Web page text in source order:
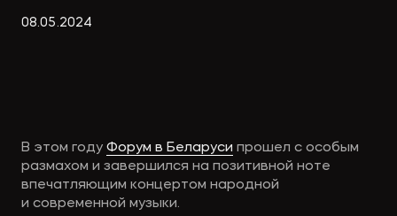
08.05.2024
В этом году Форум в Беларуси прошел с особым
размахом и завершился на позитивной ноте
впечатляющим концертом народной
и современной музыки.